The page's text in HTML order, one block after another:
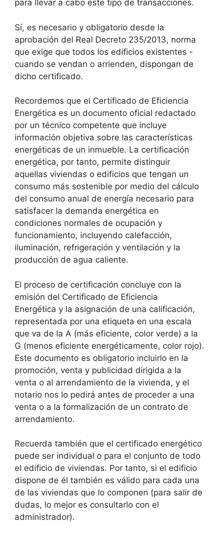
para llevar a cabo este tipo de transacciones.
Sí, es necesario y obligatorio desde la
aprobación del Real Decreto 235/2013, norma
que exige que todos los edificios existentes -
cuando se vendan o arrienden, dispongan de
dicho certificado.
Recordemos que el Certificado de Eficiencia
Energética es un documento oficial redactado
por un técnico competente que incluye
información objetiva sobre las características
energéticas de un inmueble. La certificación
energética, por tanto, permite distinguir
aquellas viviendas o edificios que tengan un
consumo más sostenible por medio del cálculo
del consumo anual de energía necesario para
satisfacer la demanda energética en
condiciones normales de ocupación y
funcionamiento, incluyendo calefacción,
iluminación, refrigeración y ventilación y la
producción de agua caliente.
El proceso de certificación concluye con la
emisión del Certificado de Eficiencia
Energética y la asignación de una calificación,
representada por una etiqueta en una escala
que va de la A (más eficiente, color verde) a la
G (menos eficiente energéticamente, color rojo).
Este documento es obligatorio incluirlo en la
promoción, venta y publicidad dirigida a la
venta o al arrendamiento de la vivienda, y el
notario nos lo pedirá antes de proceder a una
venta o a la formalización de un contrato de
arrendamiento.
Recuerda también que el certificado energético
puede ser individual o para el conjunto de todo
el edificio de viviendas. Por tanto, si el edificio
dispone de él también es válido para cada una
de las viviendas que lo componen (para salir de
dudas, lo mejor es consultarlo con el
administrador).